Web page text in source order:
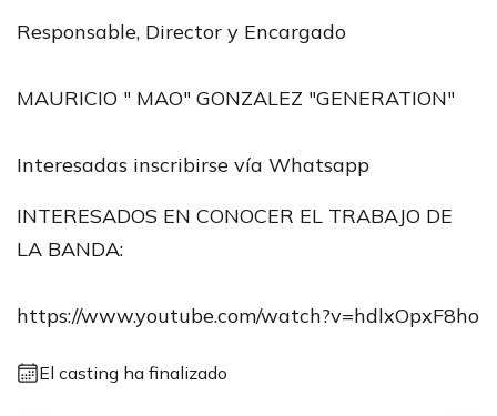
Responsable, Director y Encargado
MAURICIO " MAO" GONZALEZ "GENERATION"
Interesadas inscribirse vía Whatsapp
INTERESADOS EN CONOCER EL TRABAJO DE
LA BANDA:
https://www.youtube.com/watch?v=hdlxOpxF8ho
El casting ha finalizado